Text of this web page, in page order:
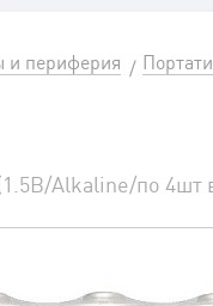
и периферия
Alkaline/по 4шт